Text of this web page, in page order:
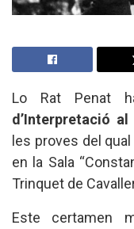
Lo Rat Penat
d’Interpretació al
les proves del
en la Sala
Trinquet de
Este certamen